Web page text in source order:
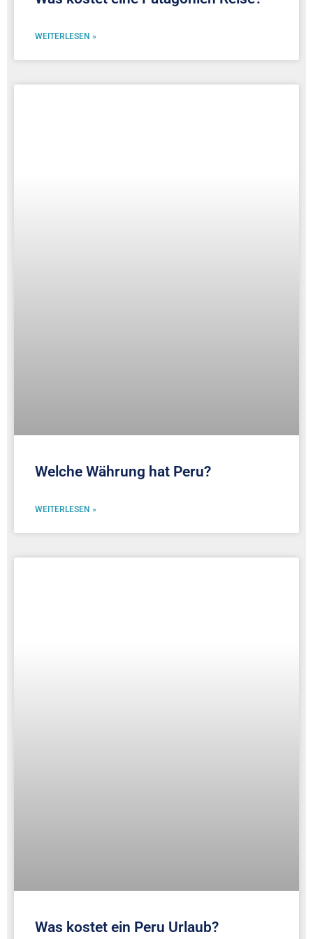
WEITERLESEN »
Welche Währung hat Peru?
WEITERLESEN »
Was kostet ein Peru Urlaub?